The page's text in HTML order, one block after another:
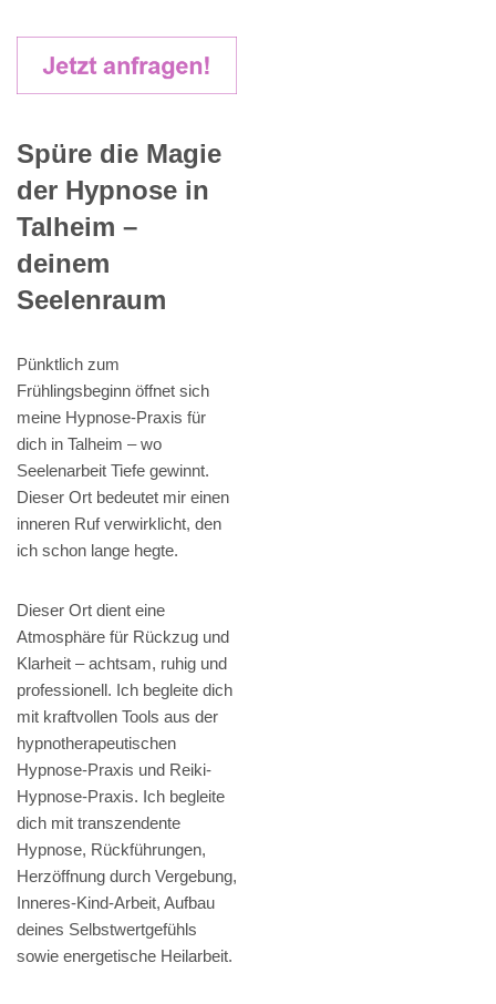
Spüre die Magie
der Hypnose in
Talheim –
deinem
Seelenraum
Pünktlich zum
Frühlingsbeginn öffnet sich
meine Hypnose-Praxis für
dich in Talheim – wo
Seelenarbeit Tiefe gewinnt.
Dieser Ort bedeutet mir einen
inneren Ruf verwirklicht, den
ich schon lange hegte.
Dieser Ort dient eine
Atmosphäre für Rückzug und
Klarheit – achtsam, ruhig und
professionell. Ich begleite dich
mit kraftvollen Tools aus der
hypnotherapeutischen
Hypnose-Praxis und Reiki-
Hypnose-Praxis. Ich begleite
dich mit transzendente
Hypnose, Rückführungen,
Herzöffnung durch Vergebung,
Inneres-Kind-Arbeit, Aufbau
deines Selbstwertgefühls
sowie energetische Heilarbeit.